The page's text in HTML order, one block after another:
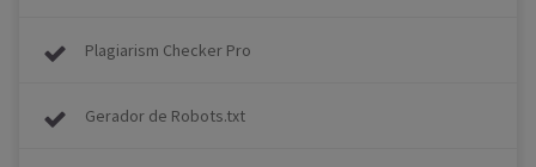
Plagiarism Checker Pro
Gerador de Robots.txt